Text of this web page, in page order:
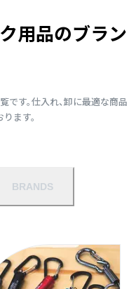
用品のブラン
です。仕入れ、卸に最適な商品
ます。
BRANDS